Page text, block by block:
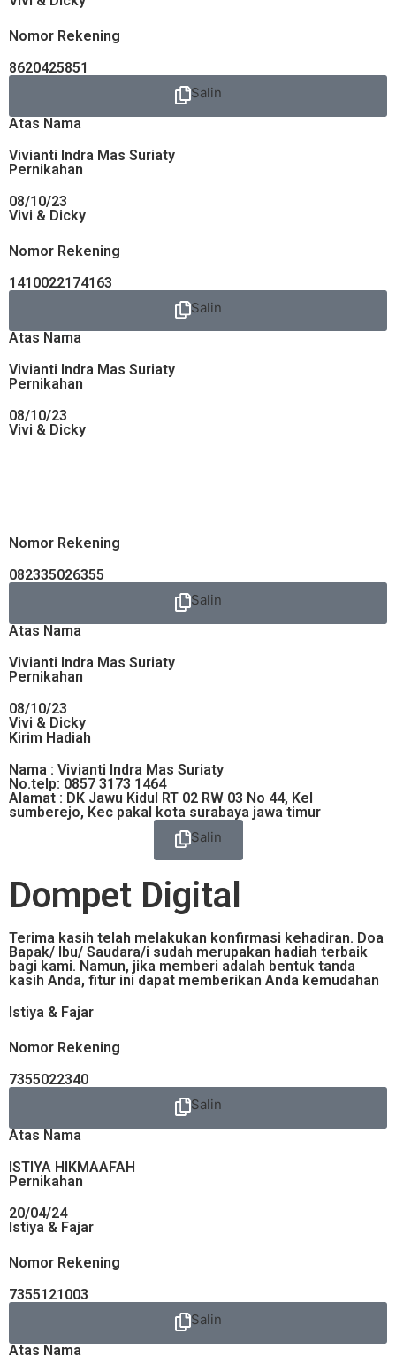
Nomor Rekening
8620425851
Salin
Atas Nama
Vivianti Indra Mas Suriaty
Pernikahan
08/10/23
Vivi & Dicky
Nomor Rekening
1410022174163
Salin
Atas Nama
Vivianti Indra Mas Suriaty
Pernikahan
08/10/23
Vivi & Dicky
Nomor Rekening
082335026355
Salin
Atas Nama
Vivianti Indra Mas Suriaty
Pernikahan
08/10/23
Vivi & Dicky
Kirim Hadiah
Nama : Vivianti Indra Mas Suriaty
No.telp: 0857 3173 1464
Alamat : DK Jawu Kidul RT 02 RW 03 No 44, Kel
sumberejo, Kec pakal kota surabaya jawa timur
Salin
Dompet Digital
Terima kasih telah melakukan konfirmasi kehadiran. Doa
Bapak/ Ibu/ Saudara/i sudah merupakan hadiah terbaik
bagi kami. Namun, jika memberi adalah bentuk tanda
kasih Anda, fitur ini dapat memberikan Anda kemudahan
Istiya & Fajar
Nomor Rekening
7355022340
Salin
Atas Nama
ISTIYA HIKMAAFAH
Pernikahan
20/04/24
Istiya & Fajar
Nomor Rekening
7355121003
Salin
Atas Nama